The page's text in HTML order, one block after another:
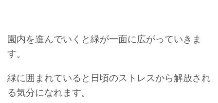
園内を進んでいくと緑が一面に広がっていきま
す。
緑に囲まれていると日頃のストレスから解放され
る気分になれます。